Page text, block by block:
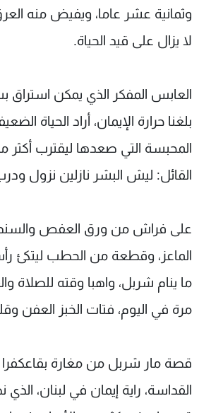
وثمانية عشر عاما، ويفيض منه
لا يزال على قيد الحياة.
العابس المفكر الذي يمكن
بلغنا حرارة الإيمان، أراد الحياة
المحبسة التي صعدها ليقترب
القائل: ليش البشر نازلين نزول
على فراش من ورق العفص
الماعز، وقطعة من الحطب ليتكئ
ما ينام شربل، واهبا وقته للصلاة
مرة في اليوم، فتات الخبز العفن
قصة مار شربل من مغارة
القداسة، راية إيمان في لبنان،